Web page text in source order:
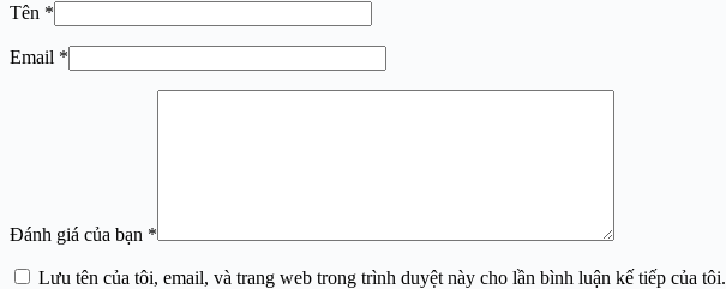
Tên *
Email *
Đánh giá của bạn *
Lưu tên của tôi, email, và trang web trong trình duyệt này cho lần bình luận kế tiếp của tôi.